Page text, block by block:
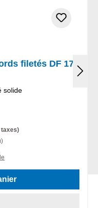
filetés DF 175
solide